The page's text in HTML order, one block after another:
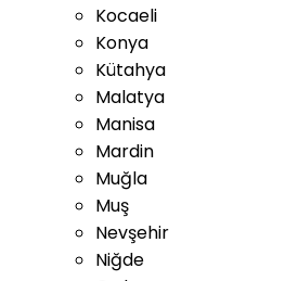
Kocaeli
Konya
Kütahya
Malatya
Manisa
Mardin
Muğla
Muş
Nevşehir
Niğde